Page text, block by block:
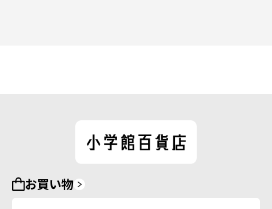
お買い物